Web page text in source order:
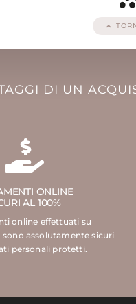
DI UN
ONLINE
AL 100%
online effettuati su
assolutamente sicuri
personali protetti.